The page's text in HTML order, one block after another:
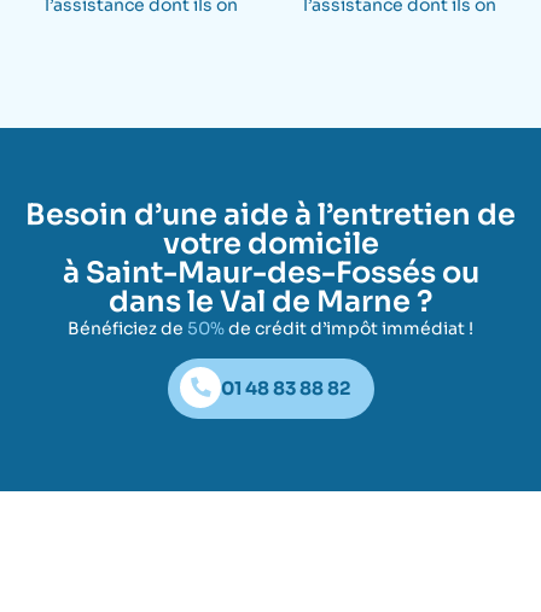
Besoin d’une aide à l’entretien de
votre domicile
à Saint-Maur-des-Fossés ou
dans le Val de Marne ?
Bénéficiez de 50%de crédit d’impôt immédiat !
01 48 83 88 82